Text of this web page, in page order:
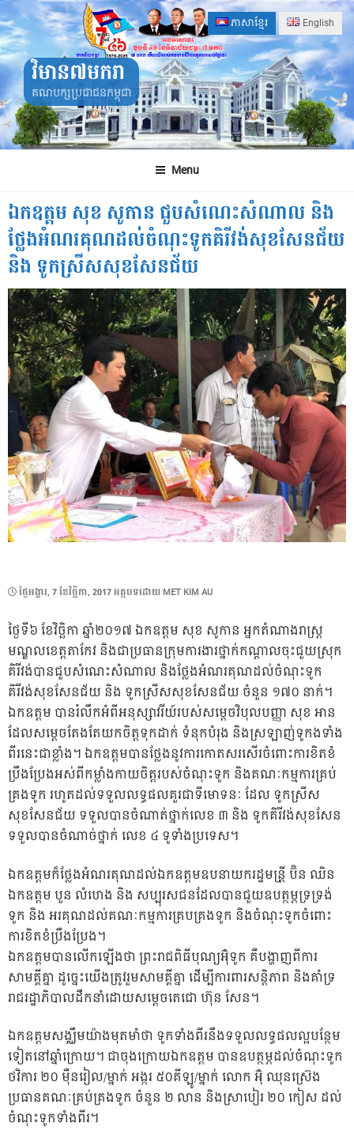
Skip
to
content
ភាសាខ្មែរ English
វិមាន៧មករា
គណបក្សប្រជាជនកម្ពុជា
Menu
ឯកឧត្តម សុខ សូកាន ជួបសំណេះសំណាល និង
ថ្លែងអំណរគុណដល់ចំណុះទូកគិរីវង់សុខសែនជ័យ
និង ទូកស្រីសសុខសែនជ័យ
POSTED
ថ្ងៃ​អង្គារ, 7 ខែ​វិច្ឆិកា, 2017អត្ថបទដោយ MET KIM AU
ថ្ងៃទី៦ ខែវិច្ឆិកា ឆ្នាំ២០១៧ ឯកឧត្តម សុខ សូកាន អ្នកតំណាងរាស្ត្រ
មណ្ឌលខេត្តតាកែវ និងជាប្រធានក្រុមការងារថ្នាក់កណ្តាលចុះជួយស្រុក
គិរីវង់បានជួបសំណេះសំណាល និងថ្លែងអំណរគុណដល់ចំណុះទូក
គិរីវង់សុខសែនជ័យ និង ទូកស្រីសសុខសែនជ័យ ចំនួន ១៧០ នាក់។
ឯកឧត្តម បានរំលឹកអំពីអនុស្សាវរីយ៍របស់សម្តេចវិបុលបញ្ញា សុខ អាន
ដែលសម្តេចតែងតែយកចិត្តទុកដាក់ ទំនុកបំរុង និងស្រឡាញ់ទូកងទាំង
ពីរនេះជាខ្លាំង។ ឯកឧត្តមបានថ្លែងនូវការកោតសរសើរចំពោះការខិតខំ
ប្រឹងប្រែងអស់ពីកម្លាំងកាយចិត្តរបស់ចំណុះទូក និងគណៈកម្មការគ្រប់
គ្រងទូក រហូតដល់ទទួលលទ្ធផលគួរជាទីមោទនៈ ដែល ទូកស្រីស
សុខសែនជ័យ ទទួលបានចំណាត់ថ្នាក់លេខ ៣ និង ទូកគិរីវង់សុខសែន
ទទួលបានចំណាច់ថ្នាក់ លេខ ៤ ទូទាំងប្រទេស។
ឯកឧត្តមក៏ថ្លែងអំណរគុណដល់ឯកឧត្តមឧបនាយករដ្ឋមន្រី្ត ប៊ិន ឈិន
ឯកឧត្តម បួន លំហេង និង សប្បុរសជនដែលបានជួយឧបត្ថម្ភទ្រទ្រង់
ទូក និង អរគុណដល់គណៈកម្មការគ្របគ្រងទូក និងចំណុះទូកចំពោះ
ការខិតខំប្រឹងប្រែង។
ឯកឧត្តមបានលើកឡើងថា ព្រះរាជពិធីបុណ្យអ៊ុំទូក គឺបង្ហាញពីការ
សាមគ្គីគ្នា ដូច្នេះយើងត្រូវរួមសាមគ្គីគ្នា ដើម្បីការពារសន្តិភាព និងគាំទ្រ
រាជរដ្ឋាភិបាលដឹកនាំដោយសម្តេចតេជោ ហ៊ុន សែន។
ឯកឧត្តមសង្ឈឹមយ៉ាងមុតមាំថា ទូកទាំងពីរនឹងទទួលលទ្ធផលល្អបន្ថែម
ទៀតនៅឆ្នាំក្រោយ។ ជាចុងក្រោយឯកឧត្តម បានឧបត្ថម្ភដល់ចំណុះទូក
ថវិការ ២០ ម៉ឺនរៀល/ម្នាក់ អង្ករ ៥០គីឡូ/ម្នាក់ លោក អ៊ុំ ឈុនស្រ៊េង
ប្រធានគណៈគ្រប់គ្រងទូក ចំនួន ២ លាន និងស្រាបៀរ ២០ កៀស ដល់
ចំណុះទូកទាំងពីរ។